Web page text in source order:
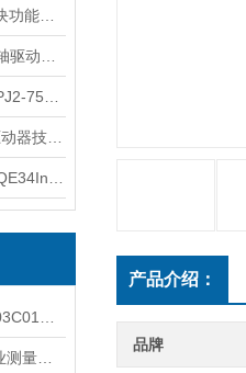
产品介绍：
品牌